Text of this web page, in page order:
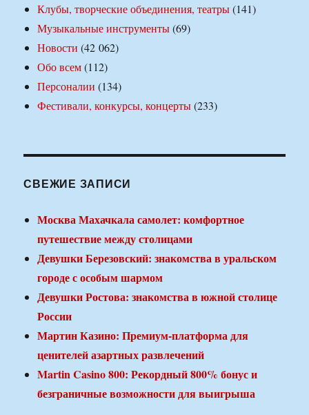
Клубы, творческие объединения, театры(141)
Музыкальные инструменты(69)
Новости (42 062)
Обо всем(112)
Персоналии (134)
Фестивали, конкурсы, концерты(233)
СВЕЖИЕ ЗАПИСИ
Москва Махачкала самолет: комфортное
путешествие между столицами
Девушки Березовский: знакомства в уральском
городе с особым шармом
Девушки Ростова: знакомства в южной столице
России
Мартин Казино: Премиум-платформа для
ценителей азартных развлечений
Martin Casino 800: Рекордный 800% бонус и
безграничные возможности для выигрыша